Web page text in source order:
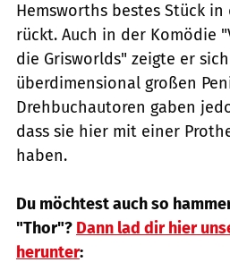
Hemsworths bestes Stück
rückt. Auch in der Komödie
die Grisworlds" zeigte er
überdimensional großen
Drehbuchautoren gaben
dass sie hier mit einer
haben.
Du möchtest auch so
"Thor"? Dann lad dir hier
herunter: